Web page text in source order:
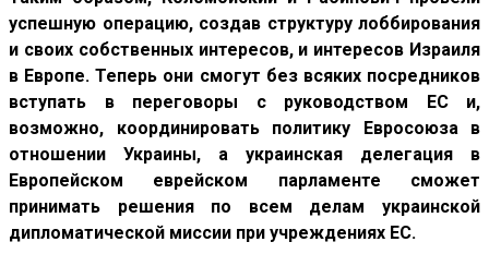
успешную операцию, создав структуру лоббирования
и своих собственных интересов, и интересов Израиля
в Европе. Теперь они смогут без всяких посредников
вступать в переговоры с руководством ЕС и,
возможно, координировать политику Евросоюза в
отношении Украины, а украинская делегация в
Европейском еврейском парламенте сможет
принимать решения по всем делам украинской
дипломатической миссии при учреждениях ЕС.